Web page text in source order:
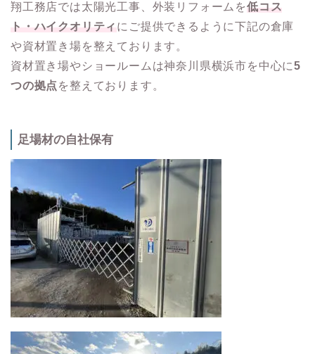
翔工務店では太陽光工事、外装リフォームを低コス
ト・ハイクオリティ にご提供できるように下記の倉庫
や資材置き場を整えております。
資材置き場やショールームは神奈川県横浜市を中心に5
つの拠点 を整えております。
足場材の自社保有